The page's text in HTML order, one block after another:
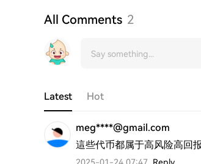
All Comments 2
Latest Hot
meg****@gmail.com
這些代币都属于高风险高回